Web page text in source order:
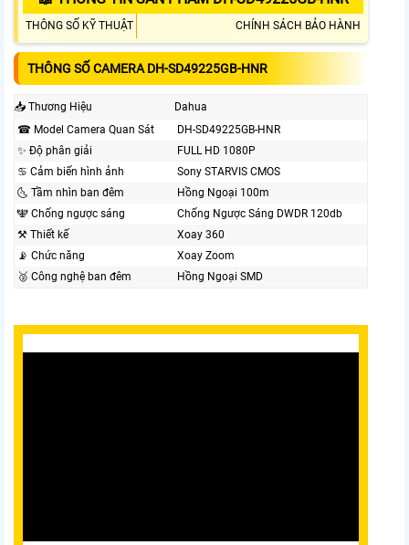
THÔNG SỐ KỸ THUẬT CHÍNH SÁCH BẢO HÀNH
THÔNG SỐ CAMERA DH-SD49225GB-HNR
📥 Thương Hiệu
Dahua
☎ Model Camera Quan Sát
DH-SD49225GB-HNR
✨ Độ phân giải
FULL HD 1080P
♋ Cảm biến hình ảnh
Sony STARVIS CMOS
🌜 Tầm nhìn ban đêm
Hồng Ngoại 100m
🕎 Chống ngược sáng
Chống Ngược Sáng DWDR 120db
⚒ Thiết kế
Xoay 360
📡 Chức năng
Xoay Zoom
🥈️ Công nghệ ban đêm
Hồng Ngoại SMD